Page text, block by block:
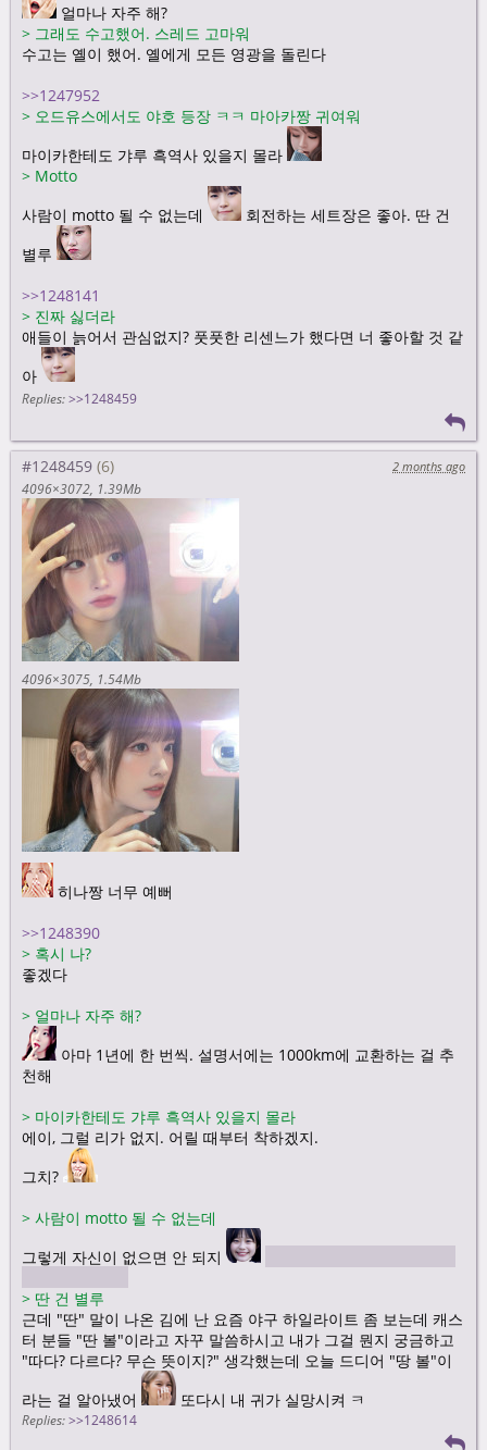
얼마나 자주 해?
> 그래도 수고했어. 스레드 고마워
수고는 옐이 했어. 옐에게 모든 영광을 돌린다
>>1247952
> 오드유스에서도 야호 등장 ㅋㅋ 마아카짱 귀여워
마이카한테도 갸루 흑역사 있을지 몰라
> Motto
사람이 motto 될 수 없는데
회전하는 세트장은 좋아. 딴 건
별루
>>1248141
> 진짜 싫더라
애들이 늙어서 관심없지? 풋풋한 리센느가 했다면 너 좋아할 것 같
아
>난 왠지 원더걸즈 소희
>이서
목소린 좋은데 중국어 참아 들을 수 없어. 샤 셔 시 쉐 소리가 많아
서 귀에 거슬려
Replies: >>1248459
#1248459
2 months ago
4096×3072 1.39Mb
4096×3075 1.54Mb
히나짱 너무 예뻐
>>1248390
> 혹시 나?
좋겠다
> 얼마나 자주 해?
아마 1년에 한 번씩. 설명서에는 1000km에 교환하는 걸 추
천해
> 마이카한테도 갸루 흑역사 있을지 몰라
에이, 그럴 리가 없지. 어릴 때부터 착하겠지.
그치?
> 사람이 motto 될 수 없는데
그렇게 자신이 없으면 안 되지
> 딴 건 별루
근데 "딴" 말이 나온 김에 난 요즘 야구 하일라이트 좀 보는데 캐스
터 분들 "딴 볼"이라고 자꾸 말씀하시고 내가 그걸 뭔지 궁금하고
"따다? 다르다? 무슨 뜻이지?" 생각했는데 오늘 드디어 "땅 볼"이
라는 걸 알아냈어
또다시 내 귀가 실망시켜 ㅋ
Replies: >>1248614